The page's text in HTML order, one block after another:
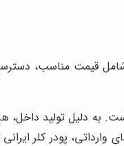
قیمت مناسب،
به دلیل تولید
وارداتی، پودر کلر